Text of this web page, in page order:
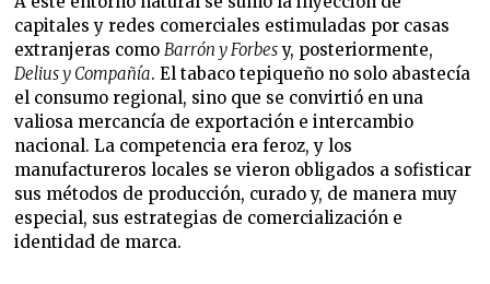
capitales y redes comerciales estimuladas por casas
extranjeras como Barrón y Forbesy, posteriormente,
Delius y Compañía. El tabaco tepiqueño no solo abastecía
el consumo regional, sino que se convirtió en una
valiosa mercancía de exportación e intercambio
nacional. La competencia era feroz, y los
manufactureros locales se vieron obligados a sofisticar
sus métodos de producción, curado y, de manera muy
especial, sus estrategias de comercialización e
identidad de marca.